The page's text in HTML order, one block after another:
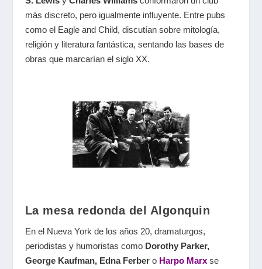
más discreto, pero igualmente influyente. Entre pubs
como el Eagle and Child, discutían sobre mitología,
religión y literatura fantástica, sentando las bases de
obras que marcarían el siglo XX.
La mesa redonda del Algonquin
En el Nueva York de los años 20, dramaturgos,
periodistas y humoristas como Dorothy Parker,
George Kaufman, Edna Ferbero Harpo Marxse